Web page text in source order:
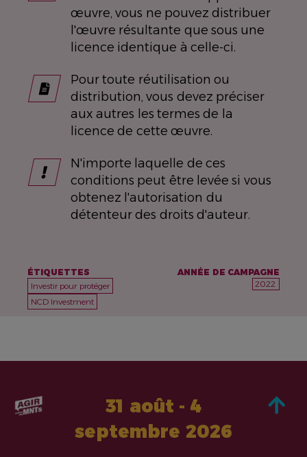
œuvre, vous ne pouvez distribuer
l'œuvre résultante que sous une
licence identique à celle-ci.
Pour toute réutilisation ou
distribution, vous devez préciser
aux autres les termes de la
licence de cette œuvre.
N'importe laquelle de ces
conditions peut être levée si vous
obtenez l'autorisation du
détenteur des droits d'auteur.
ÉTIQUETTES
Investir pour protéger
NCD Investment
ANNÉE DE CAMPAGNE
2022
31 août - 4
septembre 2026